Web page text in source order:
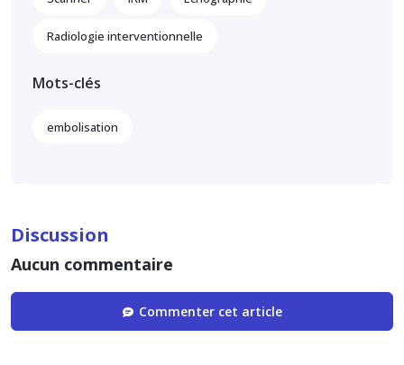
Radiologie interventionnelle
Mots-clés
embolisation
Discussion
Aucun commentaire
Commenter cet article